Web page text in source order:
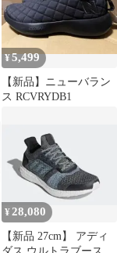
¥5,499
【新品】ニューバラン
ス RCVRYDB1
¥28,080
【新品 27cm】 アディ